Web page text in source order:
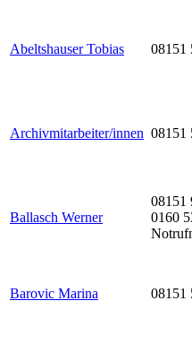
Abeltshauser Tobias 08151
Archivmitarbeiter/innen 08151
Ballasch Werner
08151
0160
Barovic Marina 08151